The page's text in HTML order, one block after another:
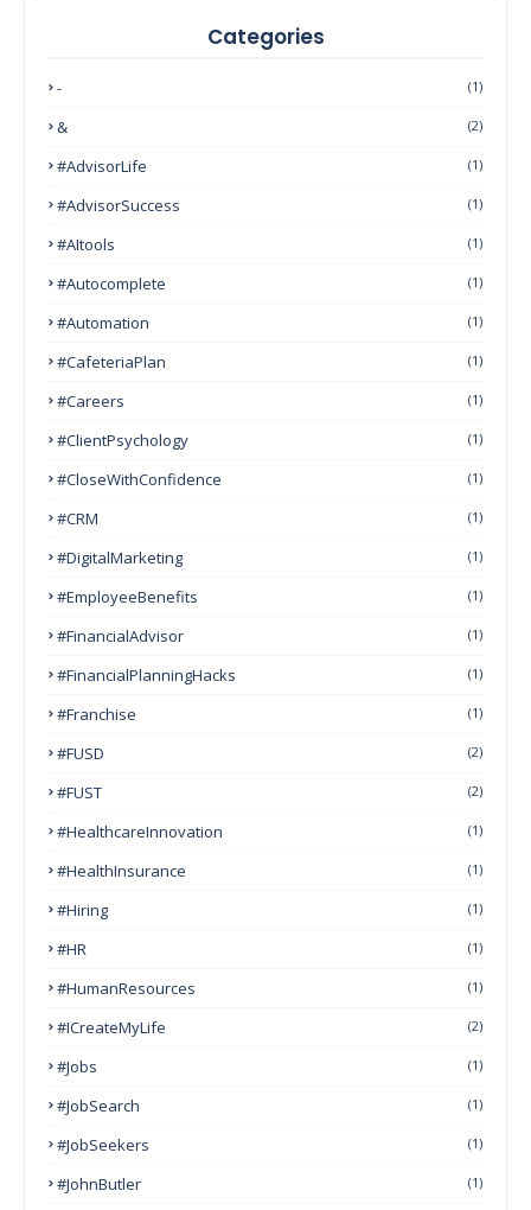
Categories
- (1)
& (2)
#AdvisorLife (1)
#AdvisorSuccess (1)
#AItools (1)
#autocomplete (1)
#Automation (1)
#CafeteriaPlan (1)
#Careers (1)
#ClientPsychology (1)
#CloseWithConfidence (1)
#CRM (1)
#DigitalMarketing (1)
#EmployeeBenefits (1)
#FinancialAdvisor (1)
#FinancialPlanningHacks (1)
#franchise (1)
#FUSD (2)
#FUST (2)
#HealthcareInnovation (1)
#HealthInsurance (1)
#Hiring (1)
#HR (1)
#HumanResources (1)
#ICreateMyLife (2)
#Jobs (1)
#JobSearch (1)
#JobSeekers (1)
#JohnButler (1)